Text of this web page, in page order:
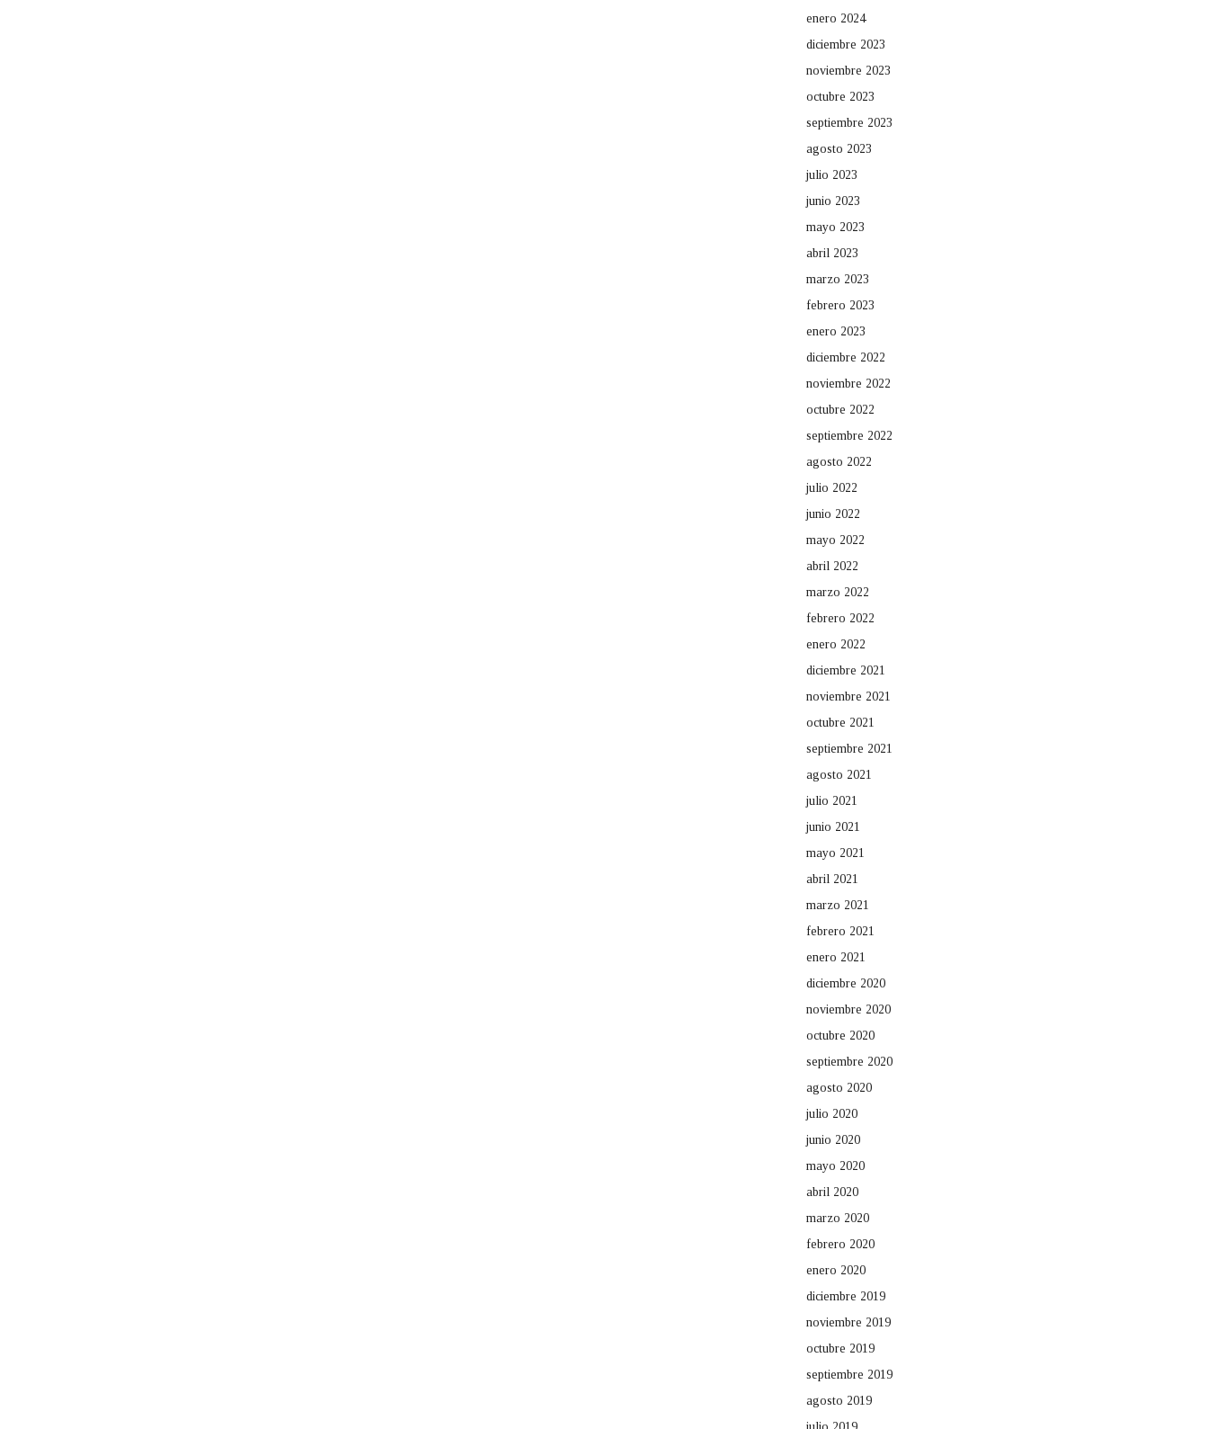
enero 2024
diciembre 2023
noviembre 2023
octubre 2023
septiembre 2023
agosto 2023
julio 2023
junio 2023
mayo 2023
abril 2023
marzo 2023
febrero 2023
enero 2023
diciembre 2022
noviembre 2022
octubre 2022
septiembre 2022
agosto 2022
julio 2022
junio 2022
mayo 2022
abril 2022
marzo 2022
febrero 2022
enero 2022
diciembre 2021
noviembre 2021
octubre 2021
septiembre 2021
agosto 2021
julio 2021
junio 2021
mayo 2021
abril 2021
marzo 2021
febrero 2021
enero 2021
diciembre 2020
noviembre 2020
octubre 2020
septiembre 2020
agosto 2020
julio 2020
junio 2020
mayo 2020
abril 2020
marzo 2020
febrero 2020
enero 2020
diciembre 2019
noviembre 2019
octubre 2019
septiembre 2019
agosto 2019